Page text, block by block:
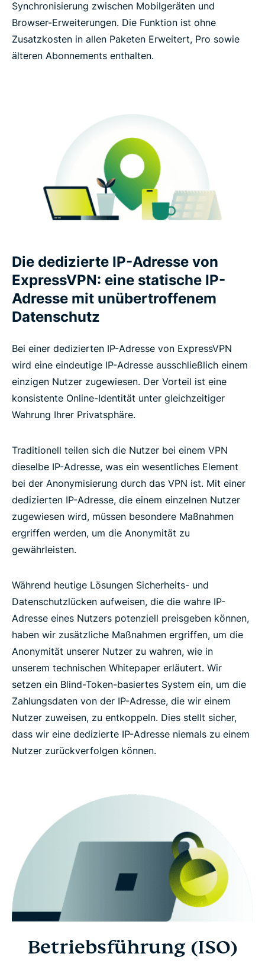
Synchronisierung zwischen Mobilgeräten und
Browser-Erweiterungen. Die Funktion ist ohne
Zusatzkosten in allen Paketen Erweitert, Pro sowie
älteren Abonnements enthalten.
Die dedizierte IP-Adresse von
ExpressVPN: eine statische IP-
Adresse mit unübertroffenem
Datenschutz
Bei einer dedizierten IP-Adresse von ExpressVPN
wird eine eindeutige IP-Adresse ausschließlich einem
einzigen Nutzer zugewiesen. Der Vorteil ist eine
konsistente Online-Identität unter gleichzeitiger
Wahrung Ihrer Privatsphäre.
Traditionell teilen sich die Nutzer bei einem VPN
dieselbe IP-Adresse, was ein wesentliches Element
bei der Anonymisierung durch das VPN ist. Mit einer
dedizierten IP-Adresse, die einem einzelnen Nutzer
zugewiesen wird, müssen besondere Maßnahmen
ergriffen werden, um die Anonymität zu
gewährleisten.
Während heutige Lösungen Sicherheits- und
Datenschutzlücken aufweisen, die die wahre IP-
Adresse eines Nutzers potenziell preisgeben können,
haben wir zusätzliche Maßnahmen ergriffen, um die
Anonymität unserer Nutzer zu wahren, wie in
unserem technischen Whitepaper erläutert. Wir
setzen ein Blind-Token-basiertes System ein, um die
Zahlungsdaten von der IP-Adresse, die wir einem
Nutzer zuweisen, zu entkoppeln. Dies stellt sicher,
dass wir eine dedizierte IP-Adresse niemals zu einem
Nutzer zurückverfolgen können.
Betriebsführung (ISO)